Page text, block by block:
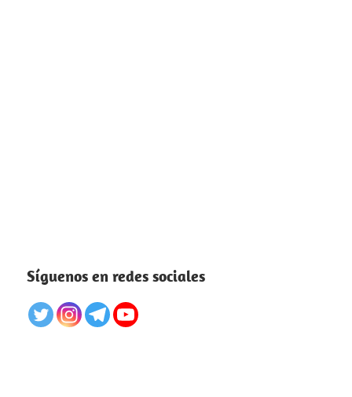
Síguenos en redes sociales